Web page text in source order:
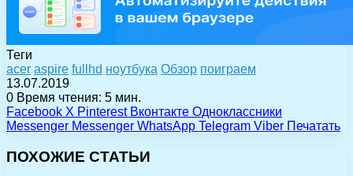
Теги
acer aspire fullhd ноутбука Обзор поиграем
13.07.2019
0 Время чтения: 5 мин.
Facebook X Pinterest Вконтакте Одноклассники
Messenger Messenger WhatsApp Telegram Viber Печатать
ПОХОЖИЕ СТАТЬИ